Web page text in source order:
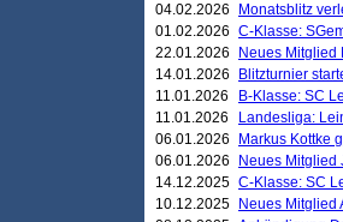
04.02.2026
Monatsblitz
01.02.2026 C-Klasse:
22.01.2026
Neues Mitglied
14.01.2026
Blitzturnier
11.01.2026
B-Klasse: SC
11.01.2026
Landesliga:
06.01.2026
Markus Kottke
06.01.2026
Neues Mitglied
14.12.2025 C-Klasse: SC
10.12.2025
Neues Mitglied